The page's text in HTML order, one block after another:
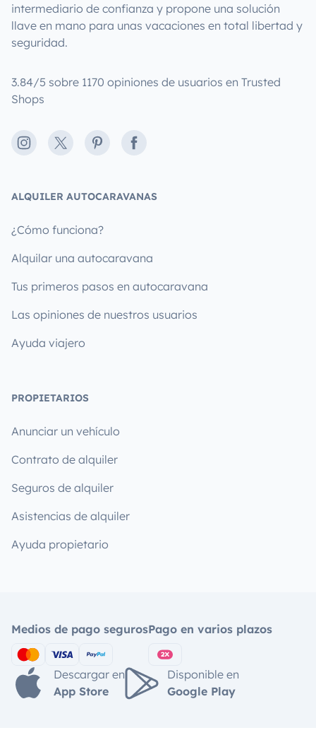
intermediario de confianza y propone una solución
llave en mano para unas vacaciones en total libertad y
seguridad.
3.84/5 sobre 1170 opiniones de usuarios en Trusted
Shops
Instagram
X PinterestFacebook
ALQUILER AUTOCARAVANAS
¿Cómo funciona?
Alquilar una autocaravana
Tus primeros pasos en autocaravana
Las opiniones de nuestros usuarios
Ayuda viajero
PROPIETARIOS
Anunciar un vehículo
Contrato de alquiler
Seguros de alquiler
Asistencias de alquiler
Ayuda propietario
Medios de pago segurosPago en varios plazos
Descargar en
App Store
Disponible en
Google Play